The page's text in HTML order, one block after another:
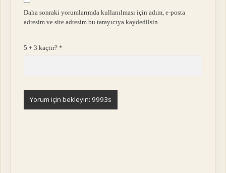
Daha sonraki yorumlarımda kullanılması için adım, e-posta
adresim ve site adresim bu tarayıcıya kaydedilsin.
5 + 3 kaçtır?*